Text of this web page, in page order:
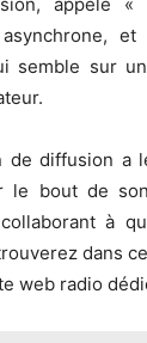
et
semble sur
de diffusion a
le bout de
à
dans
web radio